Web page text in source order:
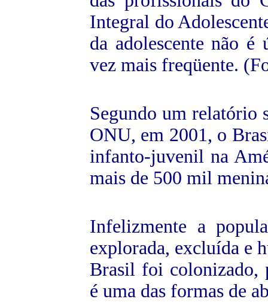
Integral do
da adolescente não é
vez mais freqüente.
Segundo um relatório
ONU, em 2001, o
infanto-juvenil na
mais de 500 mil
Infelizmente a
explorada, excluída e
Brasil foi colonizado,
é uma das formas de